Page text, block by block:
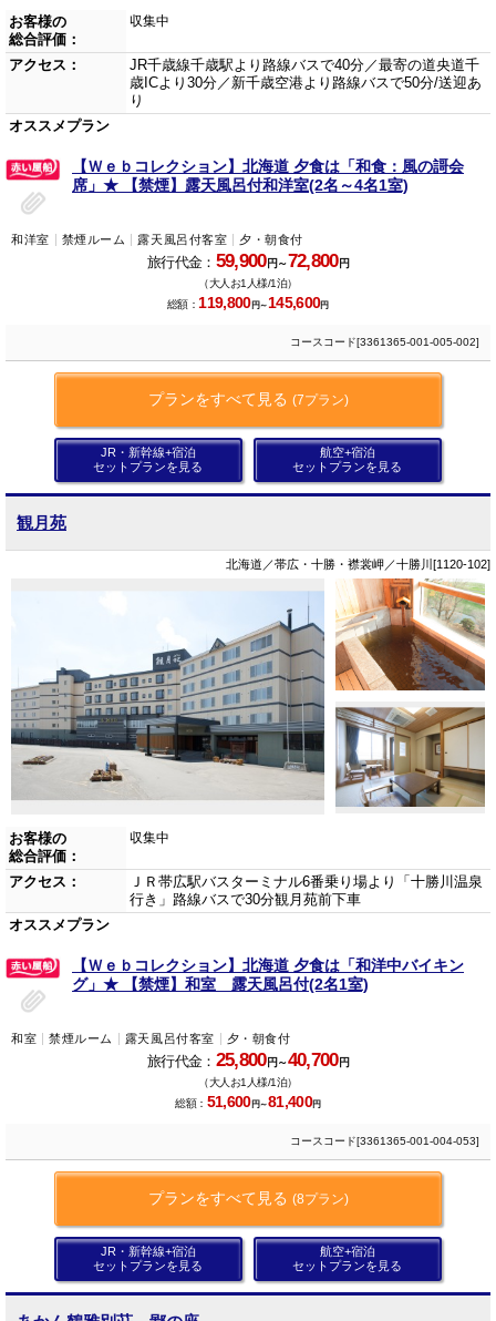
お客様の
総合評価：
収集中
アクセス：
JR千歳線千歳駅より路線バスで40分／最寄の道央道千
歳ICより30分／新千歳空港より路線バスで50分/送迎あ
り
オススメプラン
【Ｗｅｂコレクション】北海道 夕食は「和食：風の謌会
席」★ 【禁煙】露天風呂付和洋室(2名～4名1室)
和洋室 禁煙ルーム 露天風呂付客室 夕・朝食付
旅行代金： 59,900円～72,800円
（大人お1人様/1泊）
総額：119,800円～145,600円
コースコード[3361365-001-005-002]
プランをすべて見る (7プラン)
JR・新幹線+宿泊
セットプランを見る
航空+宿泊
セットプランを見る
観月苑
北海道／帯広・十勝・襟裳岬／十勝川[1120-102]
お客様の
総合評価：
収集中
アクセス：
ＪＲ帯広駅バスターミナル6番乗り場より「十勝川温泉
行き」路線バスで30分観月苑前下車
オススメプラン
【Ｗｅｂコレクション】北海道 夕食は「和洋中バイキン
グ」★ 【禁煙】和室 露天風呂付(2名1室)
和室 禁煙ルーム 露天風呂付客室 夕・朝食付
旅行代金： 25,800円～40,700円
（大人お1人様/1泊）
総額： 51,600円～81,400円
コースコード[3361365-001-004-053]
プランをすべて見る (8プラン)
JR・新幹線+宿泊
セットプランを見る
航空+宿泊
セットプランを見る